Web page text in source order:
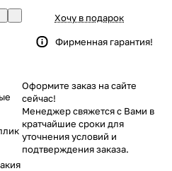
Хочу в подарок
Фирменная гарантия!
Оформите заказ на сайте
сейчас!
Менеджер свяжется с Вами в
кратчайшие сроки для
уточнения условий и
подтверждения заказа.